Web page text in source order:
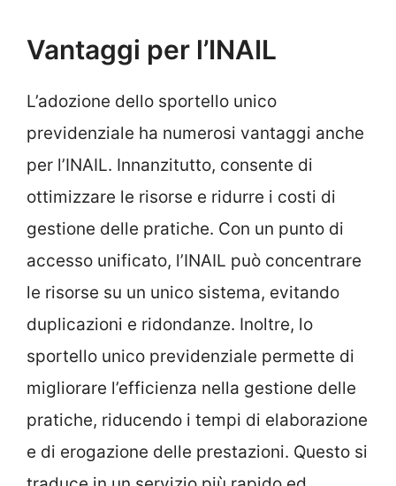
Vantaggi per l’INAIL
L’adozione dello sportello unico
previdenziale ha numerosi vantaggi anche
per l’INAIL. Innanzitutto, consente di
ottimizzare le risorse e ridurre i costi di
gestione delle pratiche. Con un punto di
accesso unificato, l’INAIL può concentrare
le risorse su un unico sistema, evitando
duplicazioni e ridondanze. Inoltre, lo
sportello unico previdenziale permette di
migliorare l’efficienza nella gestione delle
pratiche, riducendo i tempi di elaborazione
e di erogazione delle prestazioni. Questo si